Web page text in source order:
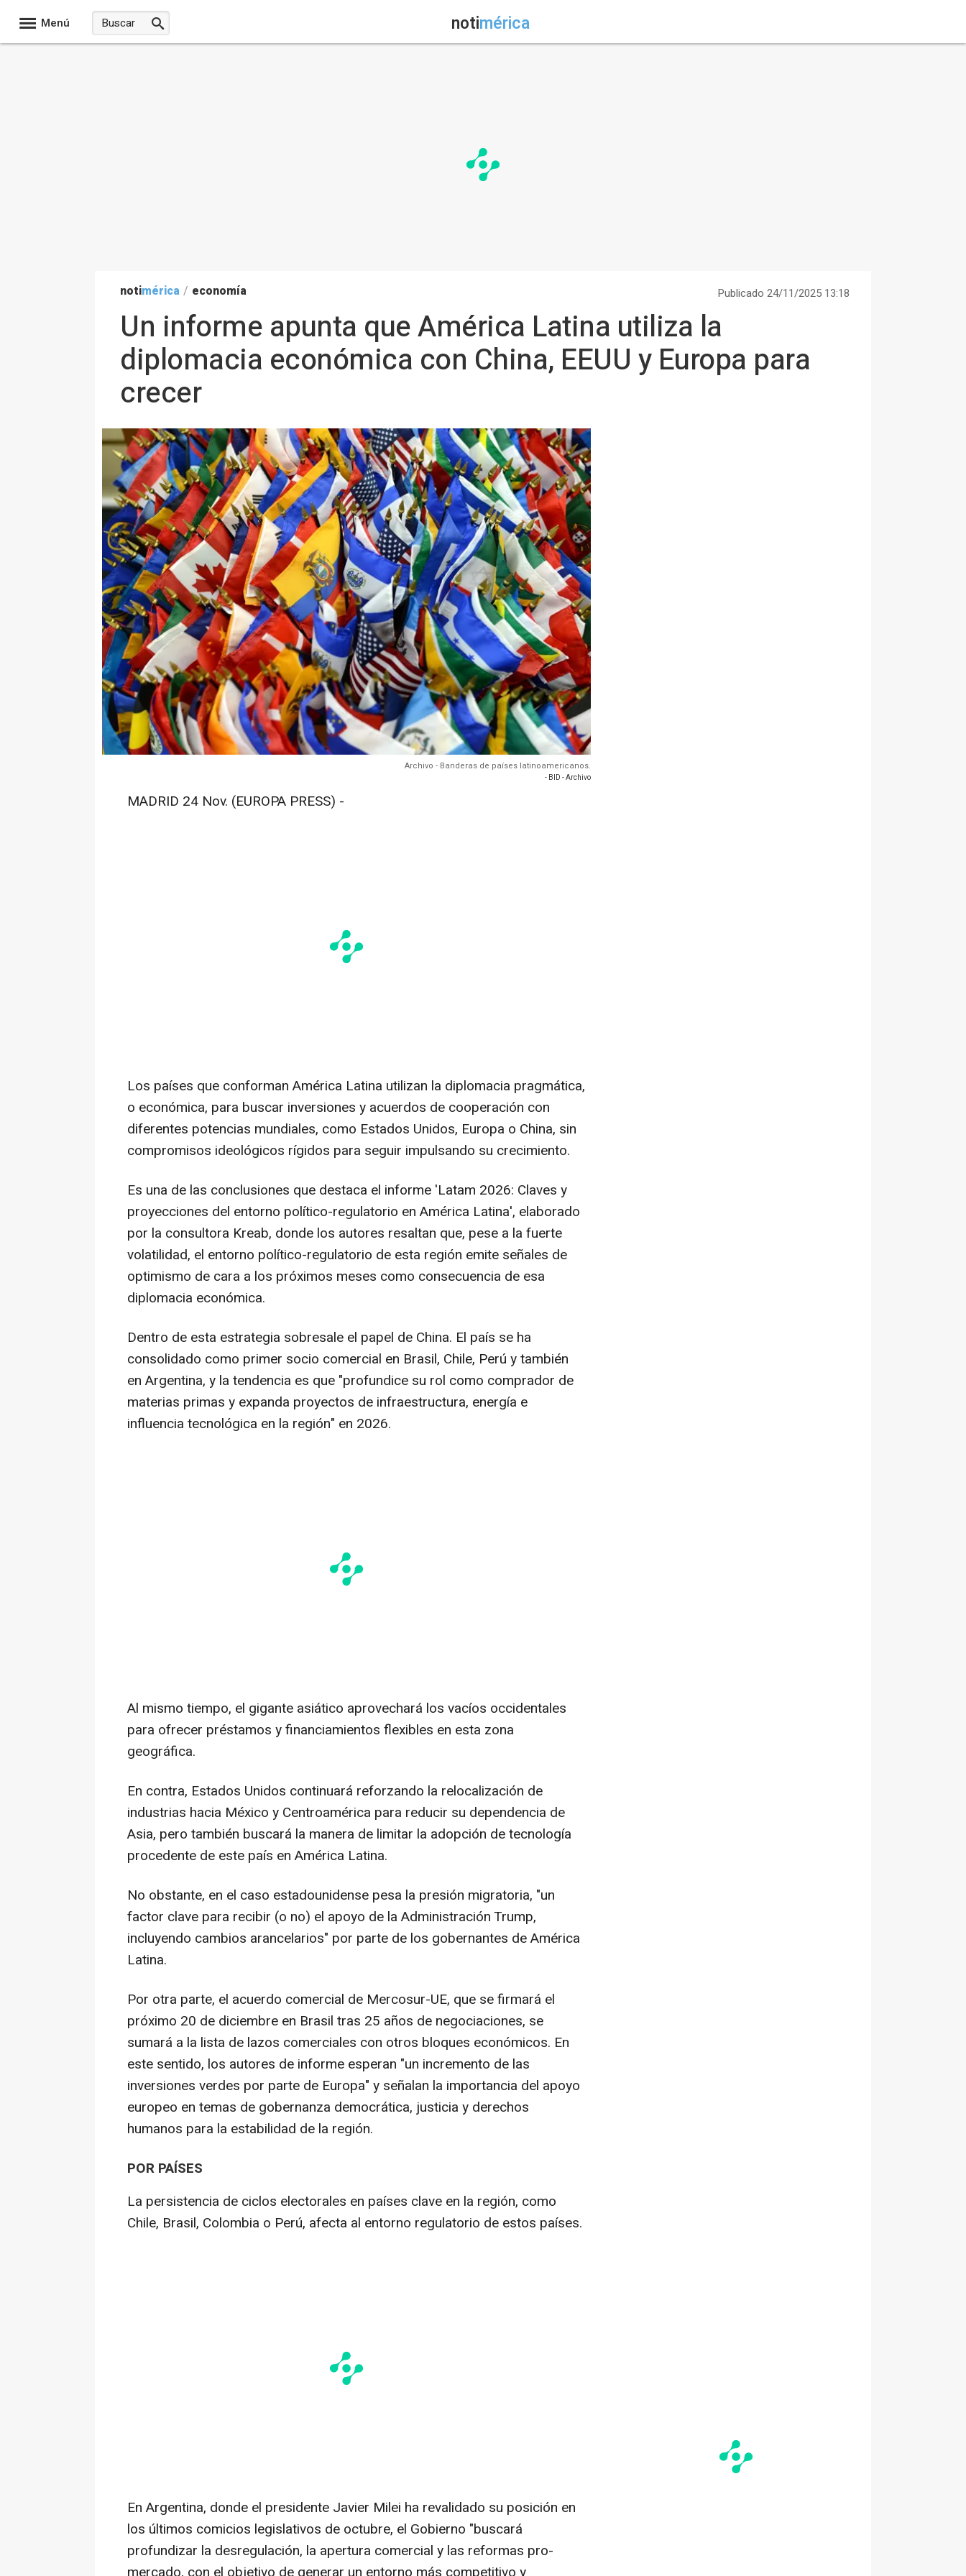
Menú notimérica
notimérica / economía Publicado 24/11/2025 13:18
Un informe apunta que América Latina utiliza la
diplomacia económica con China, EEUU y Europa para
crecer
Archivo - Banderas de países latinoamericanos.
- BID - Archivo
MADRID 24 Nov. (EUROPA PRESS) -
Los países que conforman América Latina utilizan la diplomacia pragmática,
o económica, para buscar inversiones y acuerdos de cooperación con
diferentes potencias mundiales, como Estados Unidos, Europa o China, sin
compromisos ideológicos rígidos para seguir impulsando su crecimiento.
Es una de las conclusiones que destaca el informe 'Latam 2026: Claves y
proyecciones del entorno político-regulatorio en América Latina', elaborado
por la consultora Kreab, donde los autores resaltan que, pese a la fuerte
volatilidad, el entorno político-regulatorio de esta región emite señales de
optimismo de cara a los próximos meses como consecuencia de esa
diplomacia económica.
Dentro de esta estrategia sobresale el papel de China. El país se ha
consolidado como primer socio comercial en Brasil, Chile, Perú y también
en Argentina, y la tendencia es que "profundice su rol como comprador de
materias primas y expanda proyectos de infraestructura, energía e
influencia tecnológica en la región" en 2026.
Al mismo tiempo, el gigante asiático aprovechará los vacíos occidentales
para ofrecer préstamos y financiamientos flexibles en esta zona
geográfica.
En contra, Estados Unidos continuará reforzando la relocalización de
industrias hacia México y Centroamérica para reducir su dependencia de
Asia, pero también buscará la manera de limitar la adopción de tecnología
procedente de este país en América Latina.
No obstante, en el caso estadounidense pesa la presión migratoria, "un
factor clave para recibir (o no) el apoyo de la Administración Trump,
incluyendo cambios arancelarios" por parte de los gobernantes de América
Latina.
Por otra parte, el acuerdo comercial de Mercosur-UE, que se firmará el
próximo 20 de diciembre en Brasil tras 25 años de negociaciones, se
sumará a la lista de lazos comerciales con otros bloques económicos. En
este sentido, los autores de informe esperan "un incremento de las
inversiones verdes por parte de Europa" y señalan la importancia del apoyo
europeo en temas de gobernanza democrática, justicia y derechos
humanos para la estabilidad de la región.
POR PAÍSES
La persistencia de ciclos electorales en países clave en la región, como
Chile, Brasil, Colombia o Perú, afecta al entorno regulatorio de estos países.
En Argentina, donde el presidente Javier Milei ha revalidado su posición en
los últimos comicios legislativos de octubre, el Gobierno "buscará
profundizar la desregulación, la apertura comercial y las reformas pro-